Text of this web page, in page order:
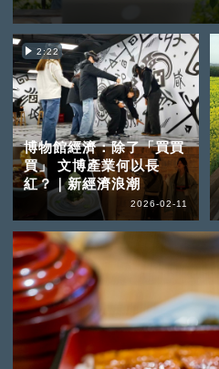
2:22
博物館經濟：除了「買買
買」 文博產業何以長
紅？｜新經濟浪潮
2026-02-11